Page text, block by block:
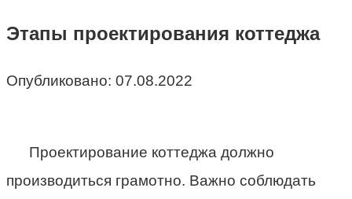
Этапы проектирования коттеджа
Опубликовано: 07.08.2022
Проектирование коттеджа должно
производиться грамотно. Важно соблюдать